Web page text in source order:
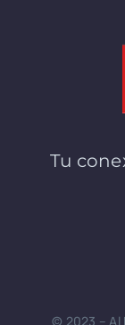
Tu
© 2023 – Al